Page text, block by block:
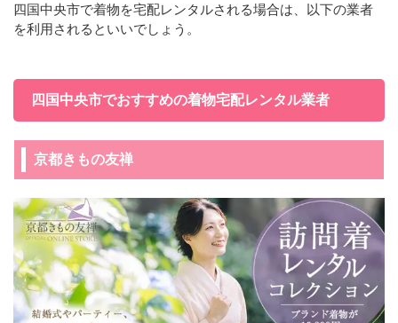
四国中央市で着物を宅配レンタルされる場合は、以下の業者
を利用されるといいでしょう。
四国中央市でおすすめの着物宅配レンタル業者
京都きもの友禅